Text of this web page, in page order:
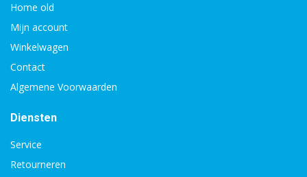
Home old
Mijn account
Winkelwagen
Contact
Algemene Voorwaarden
Diensten
Service
Retourneren